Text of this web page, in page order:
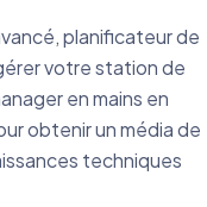
planificateur de
votre station de
en mains en
obtenir un média de
techniques